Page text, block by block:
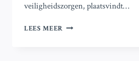
veiligheidszorgen, plaatsvindt…
LEES MEER STERREN